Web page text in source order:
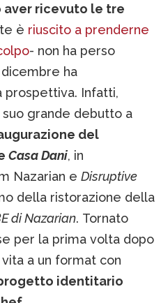
ricevuto le tre
è riuscito a prenderne
- non ha perso
ha
prospettiva. Infatti,
suo grande debutto a
del
Casa Dani, in
Nazarian e Disruptive
della ristorazione della
di Nazarian. Tornato
per la prima volta dopo
a un format con
identitario